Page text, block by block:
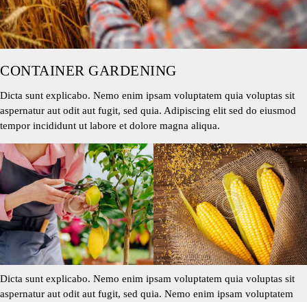
CONTAINER GARDENING
Dicta sunt explicabo. Nemo enim ipsam voluptatem quia voluptas sit
aspernatur aut odit aut fugit, sed quia. Adipiscing elit sed do eiusmod
tempor incididunt ut labore et dolore magna aliqua.
Dicta sunt explicabo. Nemo enim ipsam voluptatem quia voluptas sit
aspernatur aut odit aut fugit, sed quia. Nemo enim ipsam voluptatem